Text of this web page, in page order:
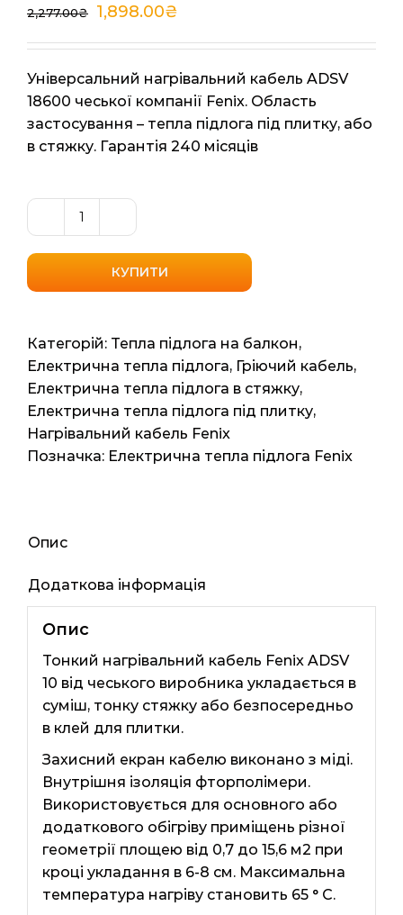
2,277.00₴ 1,898.00₴
Універсальний нагрівальний кабель ADSV
18600 чеської компанії Fenix. Область
застосування – тепла підлога під плитку, або
в стяжку. Гарантія 240 місяців
Універсальний
нагрівальний
кабель
Fenix
ADSV
18600
4.7м2
34.4мп
600ват
кількість
КУПИТИ
Категорій: Тепла підлога на балкон,
Електрична тепла підлога, Гріючий кабель,
Електрична тепла підлога в стяжку,
Електрична тепла підлога під плитку,
Нагрівальний кабель Fenix
Позначка: Електрична тепла підлога Fenix
Опис
Додаткова інформація
Опис
Тонкий нагрівальний кабель Fenix ​​ADSV
10 від чеського виробника укладається в
суміш, тонку стяжку або безпосередньо
в клей для плитки.
Захисний екран кабелю виконано з міді.
Внутрішня ізоляція фторполімери.
Використовується для основного або
додаткового обігріву приміщень різної
геометрії площею від 0,7 до 15,6 м2 при
кроці укладання в 6-8 см. Максимальна
температура нагріву становить 65 ° С.